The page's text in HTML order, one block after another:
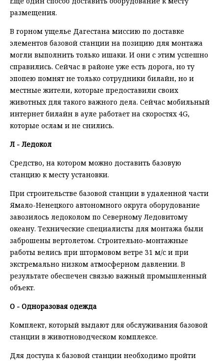
размещения.
В горном ущелье Дагестана миссию по доставке
элементов базовой станции на позицию для монтажа
могли выполнить только ишаки. И они с этим успешно
справились. Сейчас в районе уже есть дорога, но ту
эпопею помнят не только сотрудники билайн, но и
местные жители, которые предоставили своих
животных для такого важного дела. Сейчас мобильный
интернет билайн в ауле работает на скоростях 4G,
которые ослам и не снились.
Л - Ледокол
Средство, на котором можно доставить базовую
станцию к месту установки.
При строительстве базовой станции в удаленной части
Ямало-Ненецкого автономного округа оборудование
завозилось ледоколом по Северному Ледовитому
океану. Технические специалисты для монтажа были
заброшены вертолетом. Строительно-монтажные
работы велись при штормовом ветре 31 м/с и при
экстремально низком атмосферном давлении. В
результате обеспечен связью важный промышленный
объект.
О - Одноразовая одежда
Комплект, который выдают для обслуживания базовой
станции в животноводческом комплексе.
Для доступа к базовой станции необходимо пройти